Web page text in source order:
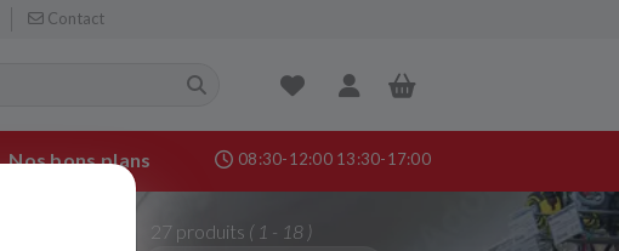
Contact
Nos bons plans 08:30-12:00 13:30-17:00
27 produits ( 1 - 18 )